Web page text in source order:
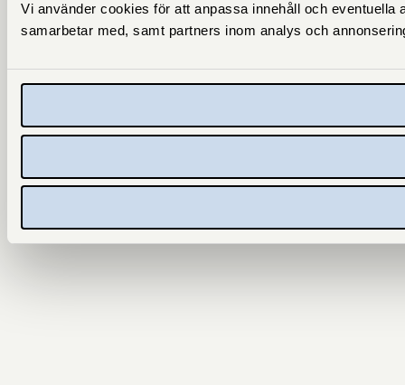
Vi använder cookies för att anpassa innehåll och
samarbetar med, samt partners inom analys och